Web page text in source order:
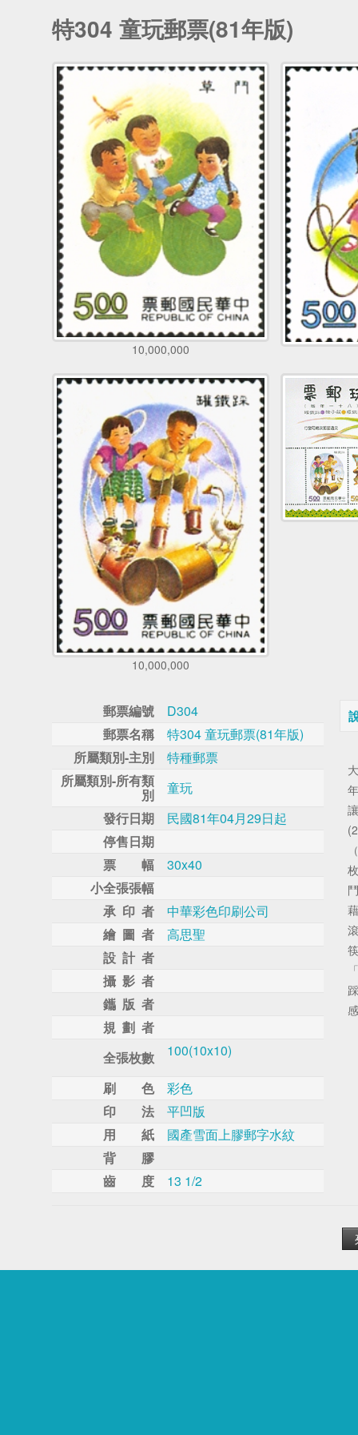
特304 童玩郵票(81年版)
10,000,000
10,000,000
郵票編號
D304
郵票名稱
特304 童玩郵票(81年版)
所屬類別-主別
特種郵票
所屬類別-所有類
別
童玩
發行日期
民國81年04月29日起
停售日期
票 幅
30x40
小全張張幅
承 印 者
中華彩色印刷公司
繪 圖 者
高思聖
設 計 者
攝 影 者
鑴 版 者
規 劃 者
全張枚數
100(10x10)
刷 色
彩色
印 法
平凹版
用 紙
國產雪面上膠郵字水紋
背 膠
齒 度
13 1/2